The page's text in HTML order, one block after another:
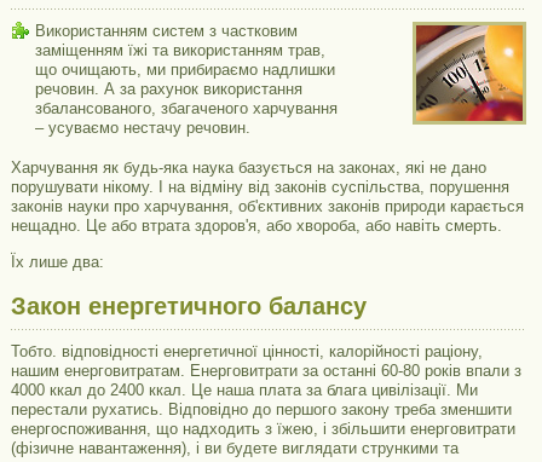
Використанням систем з частковим
заміщенням їжі та використанням трав,
що очищають, ми прибираємо надлишки
речовин. А за рахунок використання
збалансованого, збагаченого харчування
– усуваємо нестачу речовин.
Харчування як будь-яка наука базується на законах, які не дано
порушувати нікому. І на відміну від законів суспільства, порушення
законів науки про харчування, об'єктивних законів природи карається
нещадно. Це або втрата здоров'я, або хвороба, або навіть смерть.
Їх лише два:
Закон енергетичного балансу
Тобто. відповідності енергетичної цінності, калорійності раціону,
нашим енерговитратам. Енерговитрати за останні 60-80 років впали з
4000 ккал до 2400 ккал. Це наша плата за блага цивілізації. Ми
перестали рухатись. Відповідно до першого закону треба зменшити
енергоспоживання, що надходить з їжею, і збільшити енерговитрати
(фізичне навантаження), і ви будете виглядати стрункими та